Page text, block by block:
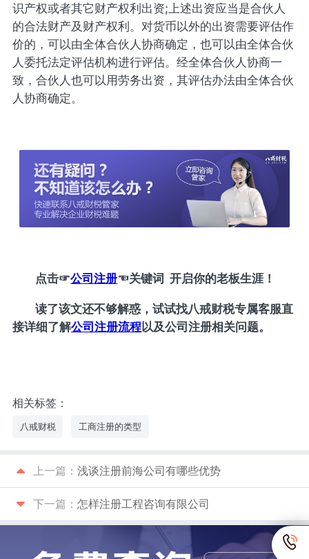
识产权或者其它财产权利出资;上述出资应当是合伙人
的合法财产及财产权利。对货币以外的出资需要评估作
价的，可以由全体合伙人协商确定，也可以由全体合伙
人委托法定评估机构进行评估。经全体合伙人协商一
致，合伙人也可以用劳务出资，其评估办法由全体合伙
人协商确定。
点击☞公司注册☜关键词 开启你的老板生涯！
读了该文还不够解惑，试试找八戒财税专属客服直
接详细了解公司注册流程以及公司注册相关问题。
相关标签：
八戒财税 工商注册的类型
上一篇： 浅谈注册前海公司有哪些优势
下一篇： 怎样注册工程咨询有限公司